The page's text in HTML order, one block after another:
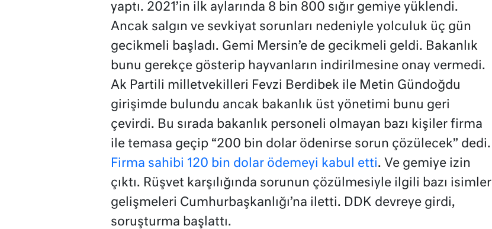
yaptı. 2021’in ilk aylarında 8 bin 800 sığır gemiye yüklendi.
Ancak salgın ve sevkiyat sorunları nedeniyle yolculuk üç gün
gecikmeli başladı. Gemi Mersin’e de gecikmeli geldi. Bakanlık
bunu gerekçe gösterip hayvanların indirilmesine onay vermedi.
Ak Partili milletvekilleri Fevzi Berdibek ile Metin Gündoğdu
girişimde bulundu ancak bakanlık üst yönetimi bunu geri
çevirdi. Bu sırada bakanlık personeli olmayan bazı kişiler firma
ile temasa geçip “200 bin dolar ödenirse sorun çözülecek” dedi.
Firma sahibi 120 bin dolar ödemeyi kabul etti. Ve gemiye izin
çıktı. Rüşvet karşılığında sorunun çözülmesiyle ilgili bazı isimler
gelişmeleri Cumhurbaşkanlığı’na iletti. DDK devreye girdi,
soruşturma başlattı.